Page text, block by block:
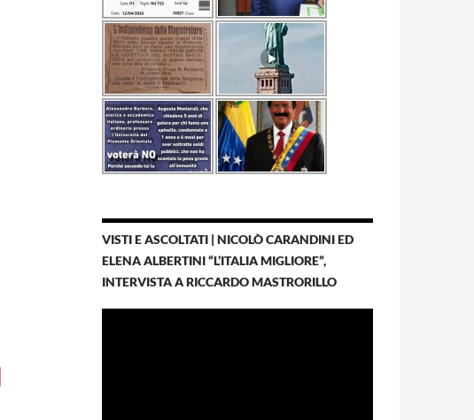
VISTI E ASCOLTATI | NICOLÒ CARANDINI ED
ELENA ALBERTINI “L’ITALIA MIGLIORE”,
INTERVISTA A RICCARDO MASTRORILLO